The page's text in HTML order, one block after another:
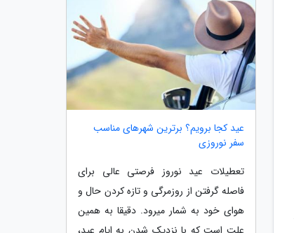
عید کجا برویم؟ برترین شهرهای مناسب
سفر نوروزی
تعطیلات عید نوروز فرصتی عالی برای
فاصله گرفتن از روزمرگی و تازه کردن حال و
هوای خود به شمار میرود. دقیقا به همین